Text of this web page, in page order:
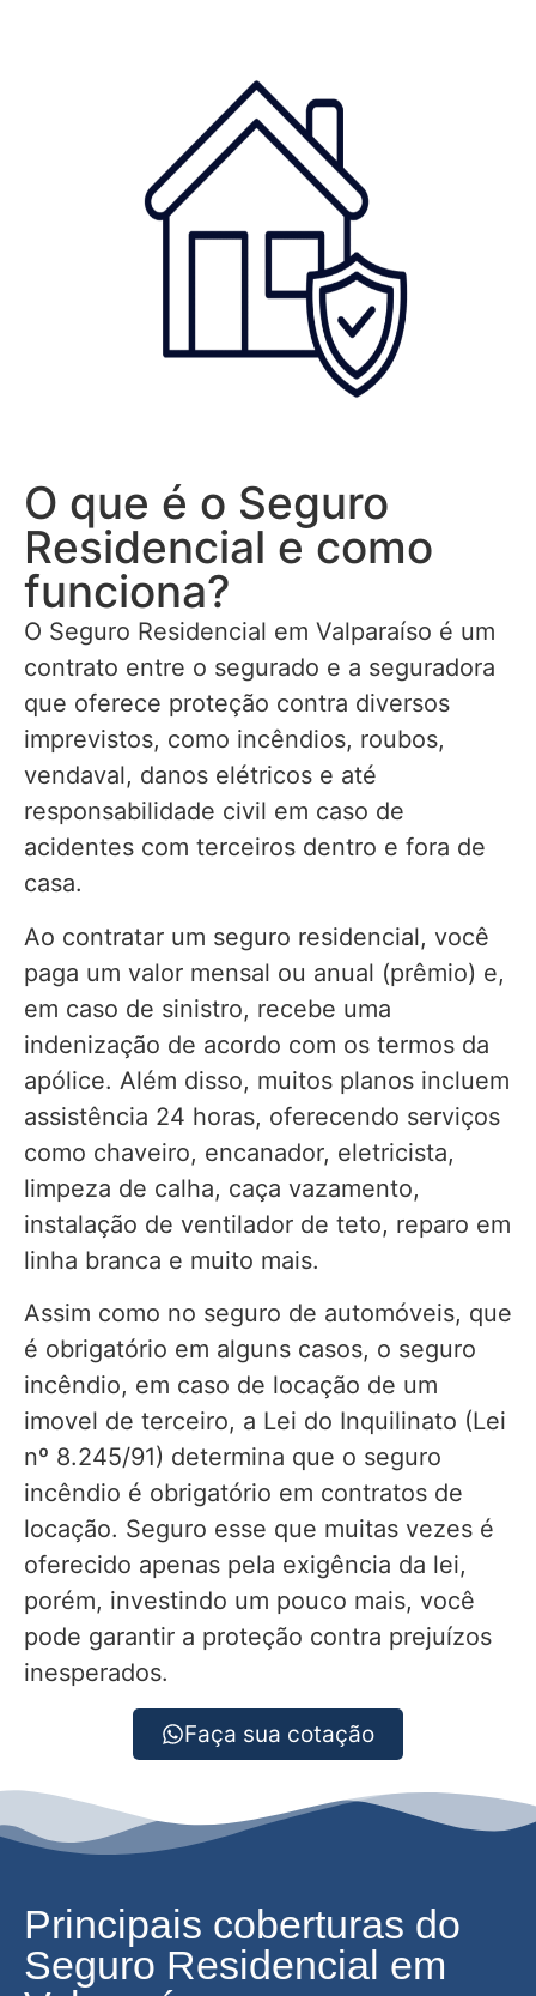
O que é o Seguro
Residencial e como
funciona?
O Seguro Residencial em Valparaíso é um
contrato entre o segurado e a seguradora
que oferece proteção contra diversos
imprevistos, como incêndios, roubos,
vendaval, danos elétricos e até
responsabilidade civil em caso de
acidentes com terceiros dentro e fora de
casa.
Ao contratar um seguro residencial, você
paga um valor mensal ou anual (prêmio) e,
em caso de sinistro, recebe uma
indenização de acordo com os termos da
apólice. Além disso, muitos planos incluem
assistência 24 horas, oferecendo serviços
como chaveiro, encanador, eletricista,
limpeza de calha, caça vazamento,
instalação de ventilador de teto, reparo em
linha branca e muito mais.
Assim como no seguro de automóveis, que
é obrigatório em alguns casos, o seguro
incêndio, em caso de locação de um
imovel de terceiro, a Lei do Inquilinato (Lei
nº 8.245/91) determina que o seguro
incêndio é obrigatório em contratos de
locação. Seguro esse que muitas vezes é
oferecido apenas pela exigência da lei,
porém, investindo um pouco mais, você
pode garantir a proteção contra prejuízos
inesperados.
Faça sua cotação
Principais coberturas do
Seguro Residencial em